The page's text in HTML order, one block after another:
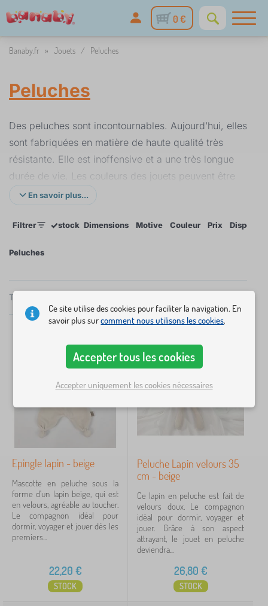
0 €
Banaby.fr » Jouets / Peluches
Peluches
Des peluches sont incontournables. Aujourd’hui, elles
sont fabriquées en matière de haute qualité très
résistante. Elle est inoffensive et a une très longue
durée de vie. Les couleurs des jouets peuvent être
très variées et permettent le développement de
à développer de la force et améliorer l’agilité des
ailes qui frémissent, d’autres ont des pattes qui
grincent. L’objectif de ces éléments audio est le
développement des sens chez l’enfant.
En savoir plus...
Filtrer ✓stock Dimensions Motive Couleur Prix
FILTRER ×
Dimensions
petit lapin
4
Couleur
brown
2
Peluches
Total
Recommandé
Epingle lapin - beige
Mascotte en peluche sous la
forme d'un lapin beige, qui est
en velours, agréable au toucher.
Le compagnon idéal pour
dormir, voyager et jouer dès les
premiers...
22,20 €
STOCK
Peluche Lapin velours 35
cm - beige
Ce lapin en peluche est fait de
velours doux. Le compagnon
idéal pour dormir, voyager et
jouer. Grâce à son aspect
attrayant, le jouet en peluche
deviendra...
26,80 €
STOCK
Ce site utilise des cookies pour faciliter la navigation. En
savoir plus surcomment nous utilisons les cookies.
Accepter tous les cookies
Accepter uniquement les cookies nécessaires